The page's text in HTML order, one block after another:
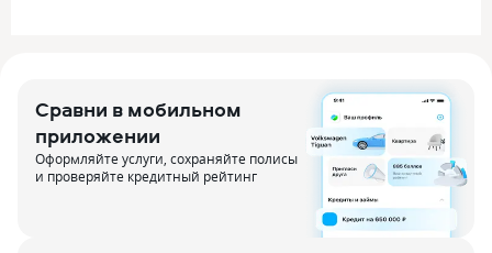
Сравни в мобильном
приложении
Оформляйте услуги, сохраняйте полисы
и проверяйте кредитный рейтинг